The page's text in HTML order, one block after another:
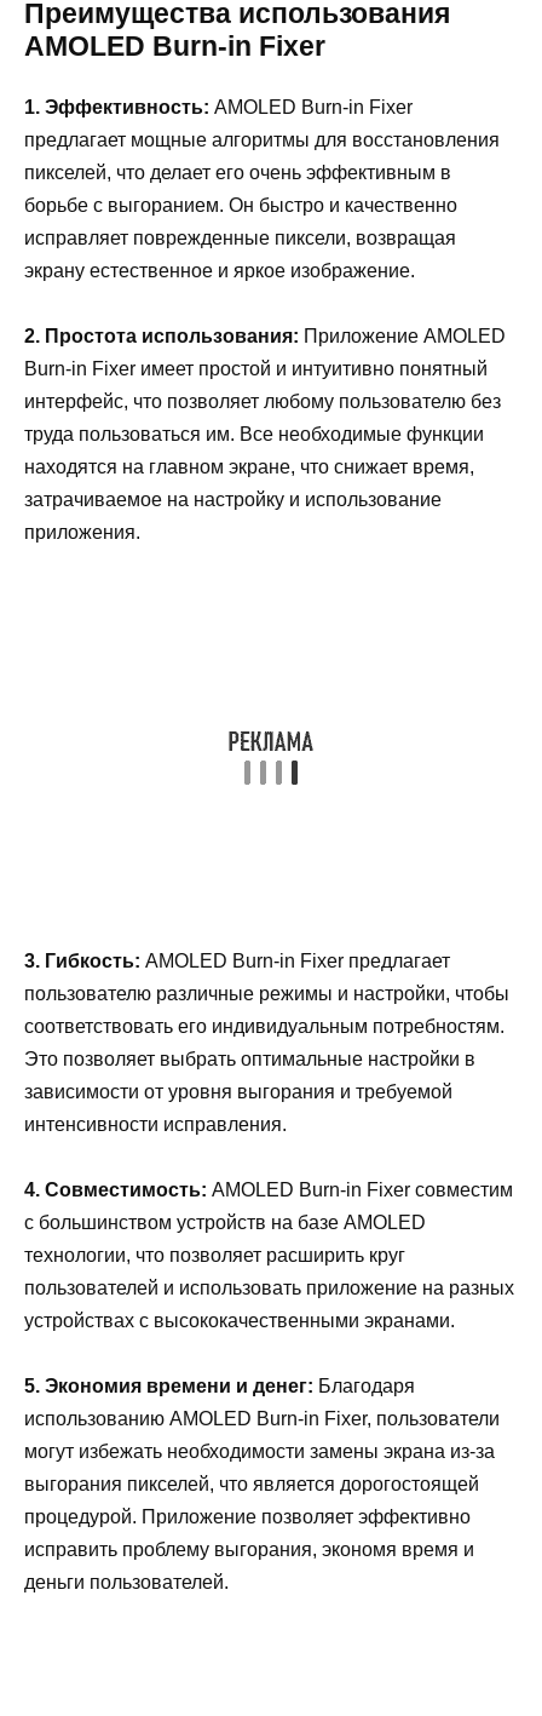
Преимущества использования
AMOLED Burn-in Fixer
1. Эффективность: AMOLED Burn-in Fixer
предлагает мощные алгоритмы для восстановления
пикселей, что делает его очень эффективным в
борьбе с выгоранием. Он быстро и качественно
исправляет поврежденные пиксели, возвращая
экрану естественное и яркое изображение.
2. Простота использования: Приложение AMOLED
Burn-in Fixer имеет простой и интуитивно понятный
интерфейс, что позволяет любому пользователю без
труда пользоваться им. Все необходимые функции
находятся на главном экране, что снижает время,
затрачиваемое на настройку и использование
приложения.
3. Гибкость: AMOLED Burn-in Fixer предлагает
пользователю различные режимы и настройки, чтобы
соответствовать его индивидуальным потребностям.
Это позволяет выбрать оптимальные настройки в
зависимости от уровня выгорания и требуемой
интенсивности исправления.
4. Совместимость: AMOLED Burn-in Fixer совместим
с большинством устройств на базе AMOLED
технологии, что позволяет расширить круг
пользователей и использовать приложение на разных
устройствах с высококачественными экранами.
5. Экономия времени и денег: Благодаря
использованию AMOLED Burn-in Fixer, пользователи
могут избежать необходимости замены экрана из-за
выгорания пикселей, что является дорогостоящей
процедурой. Приложение позволяет эффективно
исправить проблему выгорания, экономя время и
деньги пользователей.